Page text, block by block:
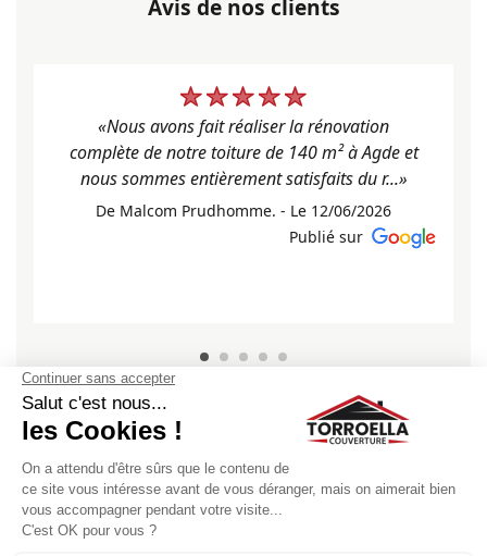
Avis de nos clients
«Nous avons fait réaliser la rénovation
complète de notre toiture de 140 m² à Agde et
nous sommes entièrement satisfaits du r...»
De Malcom Prudhomme. - Le 12/06/2026
Publié sur